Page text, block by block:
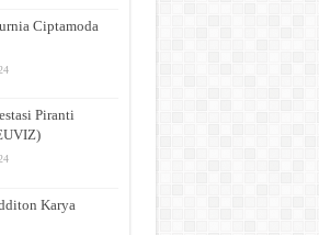
Ciptamoda
Piranti
Karya